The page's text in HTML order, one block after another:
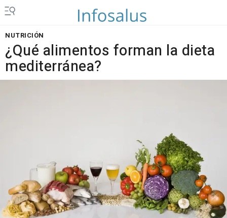
NUTRICIÓN
¿Qué alimentos forman la dieta
mediterránea?